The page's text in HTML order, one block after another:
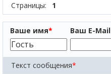
Страницы: 1
Ваше имя* Ваш E-Mail
Текст сообщения*